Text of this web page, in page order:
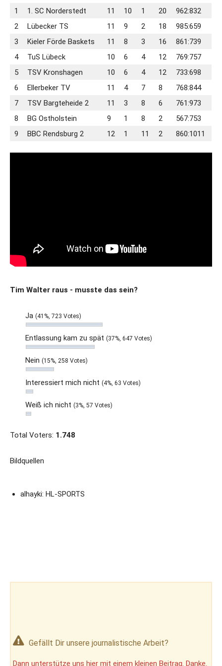
1 1. SC Norderstedt 11 10 1 20
962:832
2
Lübecker TS 11 9 2 18
985:659
3
Kieler Förde Baskets 11 8 3 16
861:739
4
TuS Lübeck 10 6 4 12
769:757
5
TSV Kronshagen 10 6 4 12
733:698
6
Ellerbeker TV 11 4 7 8
768:844
7
TSV Bargteheide 2 11 3 8 6
761:973
8
BG Ostholstein 9 1 8 2
567:753
9
BBC Rendsburg 2 12 1 11 2 860:1011
Tim Walter raus - musste das sein?
Ja (41%, 723 Votes)
Entlassung kam zu spät (37%, 647 Votes)
Nein (15%, 258 Votes)
Interessiert mich nicht (4%, 63 Votes)
Weiß ich nicht (3%, 57 Votes)
Total Voters: 1.748
Bildquellen
alhayki: HL-SPORTS
Gefällt Dir unsere journalistische Arbeit?
Dann unterstütze uns hier mit einem kleinen Beitrag. Danke.